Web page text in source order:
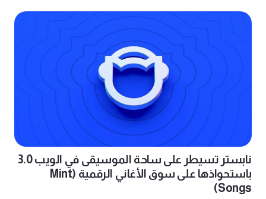
نابستر تسيطر على ساحة الموسيقى في الويب 3.0
باستحواذها على سوق الأغاني الرقمية (Mint
Songs)